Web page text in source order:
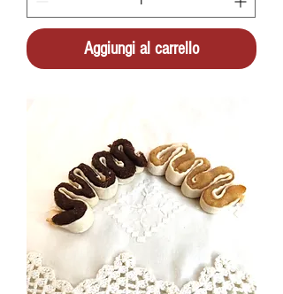
Aggiungi al carrello